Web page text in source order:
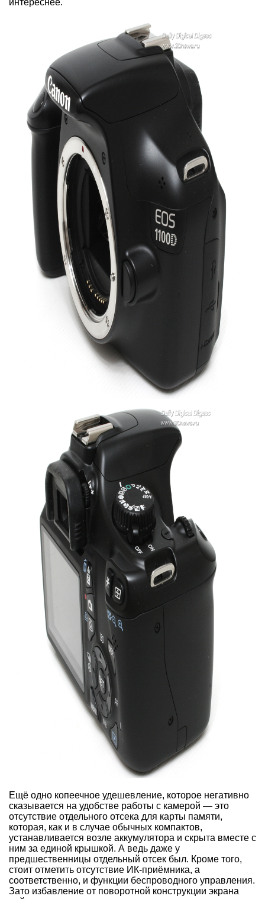
Ещё одно копеечное удешевление, которое негативно
сказывается на удобстве работы с камерой — это
отсутствие отдельного отсека для карты памяти,
которая, как и в случае обычных компактов,
устанавливается возле аккумулятора и скрыта вместе с
ним за единой крышкой. А ведь даже у
предшественницы отдельный отсек был. Кроме того,
стоит отметить отсутствие ИК-приёмника, а
соответственно, и функции беспроводного управления.
Зато избавление от поворотной конструкции экрана